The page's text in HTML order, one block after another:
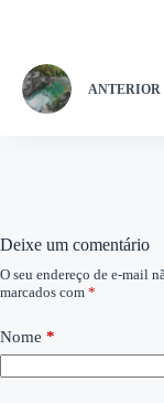
ANTERIOR
Deixe um comentário
O seu endereço de e-mail
marcados com *
Nome *